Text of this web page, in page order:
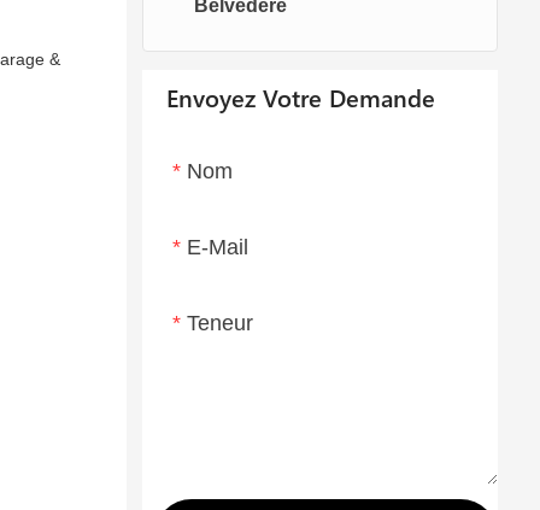
Chaises oeufs
Chaise longue
Belvédère
Envoyez Votre Demande
Nom
E-Mail
Teneur
&